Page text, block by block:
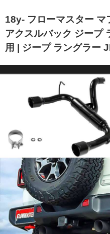
18y- フローマスター
アクスルバック ジープ
用 | ジープ ラングラー